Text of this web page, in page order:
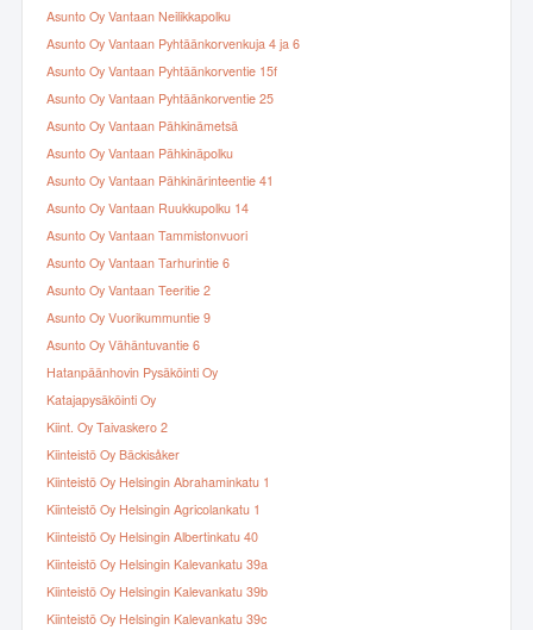
Asunto Oy Vantaan Neilikkapolku
Asunto Oy Vantaan Pyhtäänkorvenkuja 4 ja 6
Asunto Oy Vantaan Pyhtäänkorventie 15f
Asunto Oy Vantaan Pyhtäänkorventie 25
Asunto Oy Vantaan Pähkinämetsä
Asunto Oy Vantaan Pähkinäpolku
Asunto Oy Vantaan Pähkinärinteentie 41
Asunto Oy Vantaan Ruukkupolku 14
Asunto Oy Vantaan Tammistonvuori
Asunto Oy Vantaan Tarhurintie 6
Asunto Oy Vantaan Teeritie 2
Asunto Oy Vuorikummuntie 9
Asunto Oy Vähäntuvantie 6
Hatanpäänhovin Pysäköinti Oy
Katajapysäköinti Oy
Kiint. Oy Taivaskero 2
Kiinteistö Oy Bäckisåker
Kiinteistö Oy Helsingin Abrahaminkatu 1
Kiinteistö Oy Helsingin Agricolankatu 1
Kiinteistö Oy Helsingin Albertinkatu 40
Kiinteistö Oy Helsingin Kalevankatu 39a
Kiinteistö Oy Helsingin Kalevankatu 39b
Kiinteistö Oy Helsingin Kalevankatu 39c